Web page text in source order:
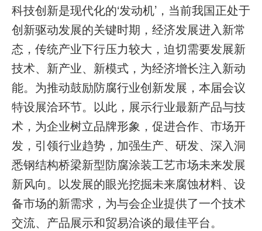
科技创新是现代化的‘发动机’，当前我国正处于
创新驱动发展的关键时期，经济发展进入新常
态，传统产业下行压力较大，迫切需要发展新
技术、新产业、新模式，为经济增长注入新动
能。为推动鼓励防腐行业创新发展，本届会议
特设展洽环节。以此，展示行业最新产品与技
术，为企业树立品牌形象，促进合作、市场开
发，引领行业趋势，加强生产、研发、深入洞
悉钢结构桥梁新型防腐涂装工艺市场未来发展
新风向。以发展的眼光挖掘未来腐蚀材料、设
备市场的新需求，为与会企业提供了一个技术
交流、产品展示和贸易洽谈的最佳平台。